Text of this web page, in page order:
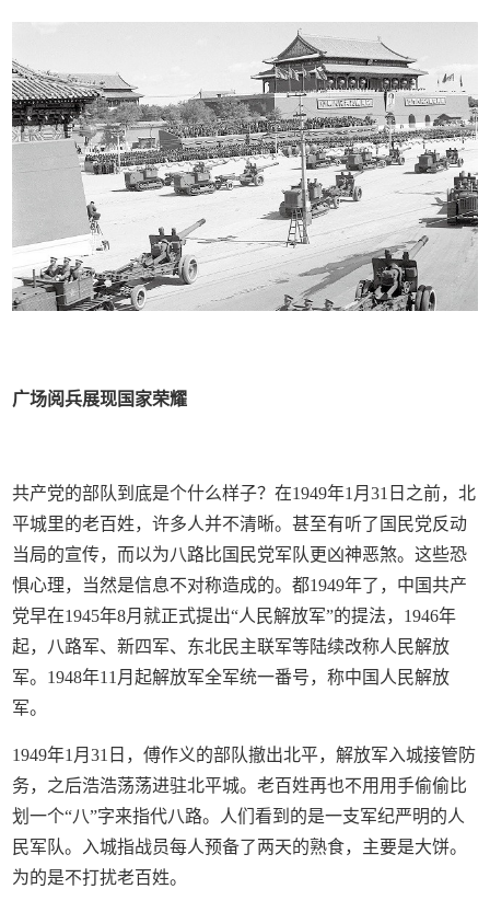
广场阅兵展现国家荣耀
共产党的部队到底是个什么样子？在1949年1月31日之前，北
平城里的老百姓，许多人并不清晰。甚至有听了国民党反动
当局的宣传，而以为八路比国民党军队更凶神恶煞。这些恐
惧心理，当然是信息不对称造成的。都1949年了，中国共产
党早在1945年8月就正式提出“人民解放军”的提法，1946年
起，八路军、新四军、东北民主联军等陆续改称人民解放
军。1948年11月起解放军全军统一番号，称中国人民解放
军。
1949年1月31日，傅作义的部队撤出北平，解放军入城接管防
务，之后浩浩荡荡进驻北平城。老百姓再也不用用手偷偷比
划一个“八”字来指代八路。人们看到的是一支军纪严明的人
民军队。入城指战员每人预备了两天的熟食，主要是大饼。
为的是不打扰老百姓。